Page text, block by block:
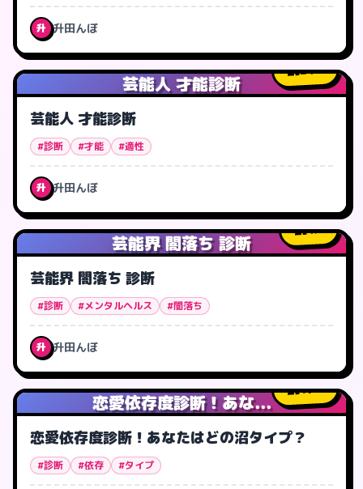
升 升田んぼ
芸能人 才能診断
24人
芸能人 才能診断
#診断 #才能 #適性
升 升田んぼ
芸能界 闇落ち 診断
4人
芸能界 闇落ち 診断
#診断 #メンタルヘルス #闇落ち
升 升田んぼ
恋愛依存度診断！あな...
17人
恋愛依存度診断！あなたはどの沼タイプ？
#診断 #依存 #タイプ